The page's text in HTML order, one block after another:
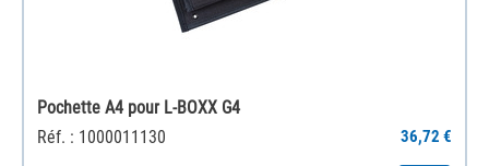
Pochette A4 pour L-BOXX G4
Réf. : 1000011130
36,72 €